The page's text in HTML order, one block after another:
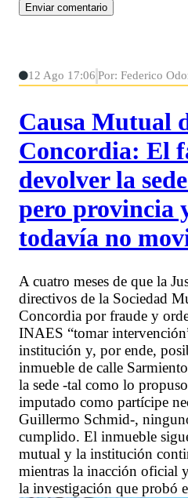
12 Ago 17:06 Por: Federico
Causa Mutual
Concordia: El
devolver la
pero provincia
todavía no
A cuatro meses de que la
directivos de la Sociedad
Concordia por fraude y
INAES “tomar
institución y, por ende,
inmueble de calle
la sede -tal como lo
imputado como partícipe
Guillermo Schmid-,
cumplido. El inmueble
mutual y la institución
mientras la inacción oficial
la investigación que probó